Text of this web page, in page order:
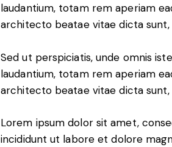
laudantium, totam rem aperiam
architecto beatae vitae dicta sunt,
Sed ut perspiciatis, unde omnis
laudantium, totam rem aperiam
architecto beatae vitae dicta sunt,
Lorem ipsum dolor sit amet,
incididunt ut labore et dolore